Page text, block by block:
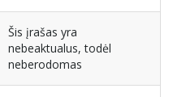
Šis įrašas yra
nebeaktualus, todėl
neberodomas